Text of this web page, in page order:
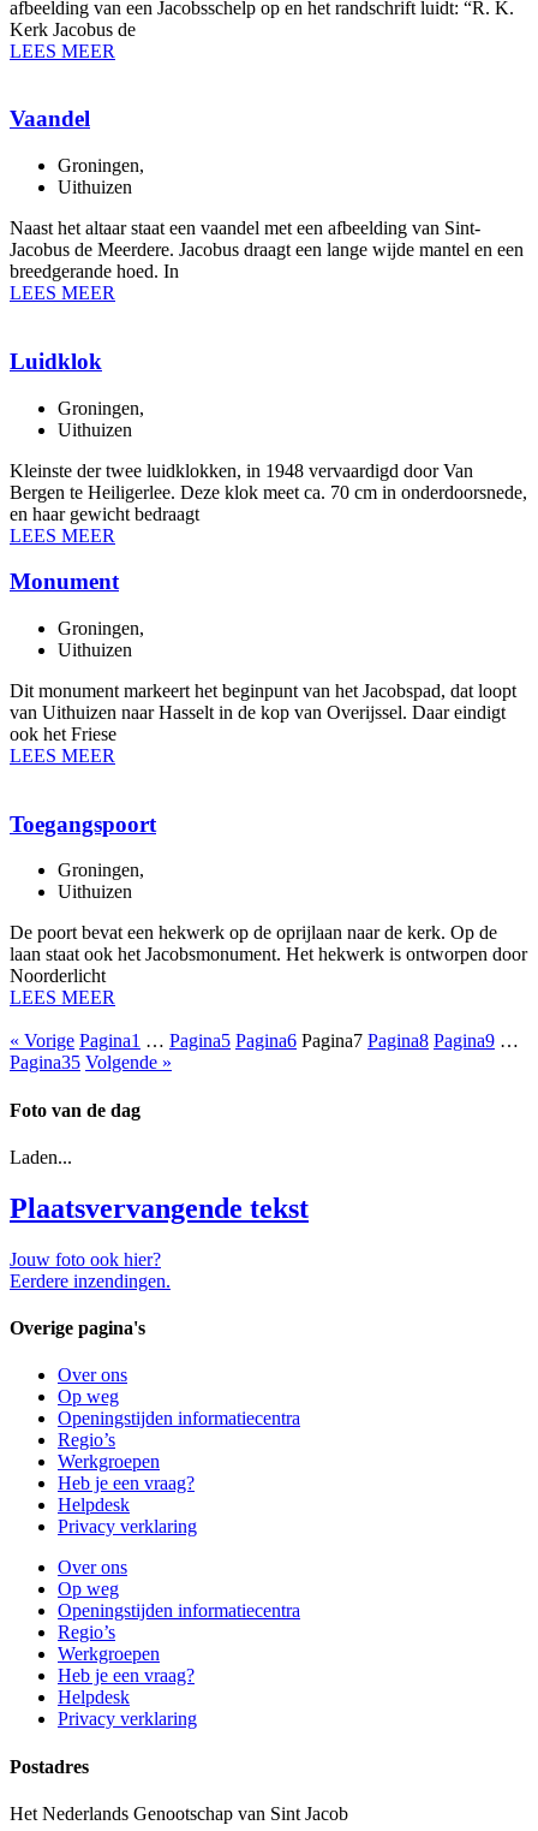
afbeelding van een Jacobsschelp op en het randschrift luidt: “R. K.
Kerk Jacobus de
LEES MEER
Vaandel
Groningen,
Uithuizen
Naast het altaar staat een vaandel met een afbeelding van Sint-
Jacobus de Meerdere. Jacobus draagt een lange wijde mantel en een
breedgerande hoed. In
LEES MEER
Luidklok
Groningen,
Uithuizen
Kleinste der twee luidklokken, in 1948 vervaardigd door Van
Bergen te Heiligerlee. Deze klok meet ca. 70 cm in onderdoorsnede,
en haar gewicht bedraagt
LEES MEER
Monument
Groningen,
Uithuizen
Dit monument markeert het beginpunt van het Jacobspad, dat loopt
van Uithuizen naar Hasselt in de kop van Overijssel. Daar eindigt
ook het Friese
LEES MEER
Toegangspoort
Groningen,
Uithuizen
De poort bevat een hekwerk op de oprijlaan naar de kerk. Op de
laan staat ook het Jacobsmonument. Het hekwerk is ontworpen door
Noorderlicht
LEES MEER
« Vorige Pagina1 … Pagina5 Pagina6 Pagina7 Pagina8 Pagina9 …
Pagina35 Volgende »
Foto van de dag
Laden...
Plaatsvervangende tekst
Jouw foto ook hier?
Eerdere inzendingen.
Overige pagina's
Over ons
Op weg
Openingstijden informatiecentra
Regio’s
Werkgroepen
Heb je een vraag?
Helpdesk
Privacy verklaring
Over ons
Op weg
Openingstijden informatiecentra
Regio’s
Werkgroepen
Heb je een vraag?
Helpdesk
Privacy verklaring
Postadres
Het Nederlands Genootschap van Sint Jacob